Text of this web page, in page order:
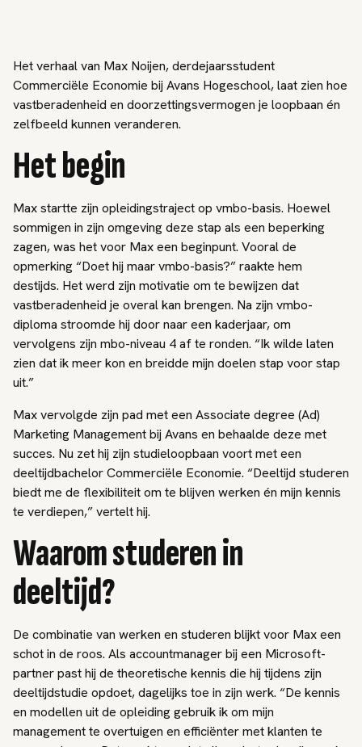
Het verhaal van Max Noijen, derdejaarsstudent
Commerciële Economie bij Avans Hogeschool, laat zien hoe
vastberadenheid en doorzettingsvermogen je loopbaan én
zelfbeeld kunnen veranderen.
Het begin
Max startte zijn opleidingstraject op vmbo-basis. Hoewel
sommigen in zijn omgeving deze stap als een beperking
zagen, was het voor Max een beginpunt. Vooral de
opmerking “Doet hij maar vmbo-basis?” raakte hem
destijds. Het werd zijn motivatie om te bewijzen dat
vastberadenheid je overal kan brengen. Na zijn vmbo-
diploma stroomde hij door naar een kaderjaar, om
vervolgens zijn mbo-niveau 4 af te ronden. “Ik wilde laten
zien dat ik meer kon en breidde mijn doelen stap voor stap
uit.”
Max vervolgde zijn pad met een Associate degree (Ad)
Marketing Management bij Avans en behaalde deze met
succes. Nu zet hij zijn studieloopbaan voort met een
deeltijdbachelor Commerciële Economie. “Deeltijd studeren
biedt me de flexibiliteit om te blijven werken én mijn kennis
te verdiepen,” vertelt hij.
Waarom studeren in
deeltijd?
De combinatie van werken en studeren blijkt voor Max een
schot in de roos. Als accountmanager bij een Microsoft-
partner past hij de theoretische kennis die hij tijdens zijn
deeltijdstudie opdoet, dagelijks toe in zijn werk. “De kennis
en modellen uit de opleiding gebruik ik om mijn
management te overtuigen en efficiënter met klanten te